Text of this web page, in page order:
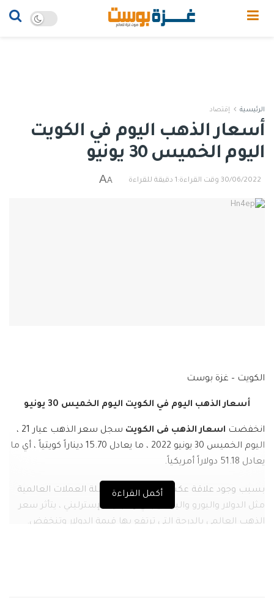
الرئيسية إقتصاد
أسعار الذهب اليوم في الكويت
اليوم الخميس 30 يونيو
30/06/2022 وقت القراءة:1 دقيقة للقراءة A
A
الكويت – غزة بوست
أسعار الذهب اليوم في الكويت اليوم الخميس 30 يونيو
انخفضت اسعار الذهب فى الكويت
سجل سعر الذهب عيار 21 ،
اليوم الخميس 30 يونيو 2022 ، ما يعادل 15.70 ديناراً كويتياً ، أي ما
يعادل 51.18 دولاراً أمريكياً.
بسبب وجود علاقة عكسية بين الذهب وسلة العملات العالمية
مثل الدولار واليورو والين الياباني والجنيه الإسترليني ، يتأثر سعر
الذهب العالمي بالدرجة التي ترتفع بها قيمة الدولار وتنخفض.
أكمل القراءة